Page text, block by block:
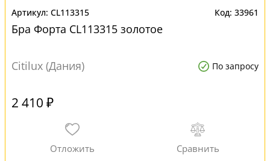
CL113315 33961
Бра Форта CL113315 золотое
Citilux (Дания) По запросу
2 410 ₽